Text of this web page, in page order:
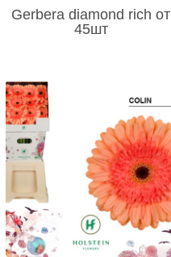
Gerbera diamond rich от
45шт